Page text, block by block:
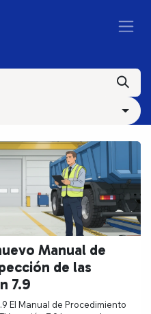
Manual de
de las
7.9
El Manual de Procedimiento